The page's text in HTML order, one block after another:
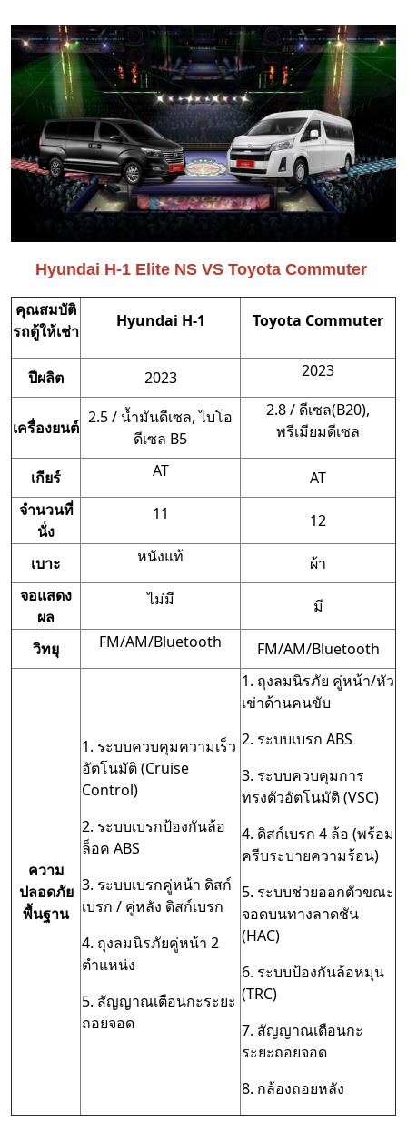
Hyundai H-1 Elite NS VS Toyota Commuter
คุณสมบัติ
รถตู้ให้เช่า
Hyundai H-1 Toyota Commuter
ปีผลิต 2023 2023
เครื่องยนต์
2.5 / น้ำมันดีเซล, ไบโอ
ดีเซล B5
2.8 / ดีเซล(B20),
พรีเมียมดีเซล
เกียร์ AT
AT
จำนวนที่
นั่ง
11 12
เบาะ หนังแท้
ผ้า
จอแสดง
ผล
ไม่มี มี
วิทยุ FM/AM/Bluetooth FM/AM/Bluetooth
ความ
ปลอดภัย
พื้นฐาน
1. ระบบควบคุมความเร็ว
อัตโนมัติ (Cruise
Control)
2. ระบบเบรกป้องกันล้อ
ล็อค ABS
3. ระบบเบรกคู่หน้า ดิสก์
เบรก / คู่หลัง ดิสก์เบรก
4. ถุงลมนิรภัยคู่หน้า 2
ตำแหน่ง
5. สัญญาณเตือนกะระยะ
ถอยจอด
1. ถุงลมนิรภัย คู่หน้า/หัว
เข่าด้านคนขับ
2. ระบบเบรก ABS
3. ระบบควบคุมการ
ทรงตัวอัตโนมัติ (VSC)
4. ดิสก์เบรก 4 ล้อ (พร้อม
ครีบระบายความร้อน)
5. ระบบช่วยออกตัวขณะ
จอดบนทางลาดชัน
(HAC)
6. ระบบป้องกันล้อหมุน
(TRC)
7. สัญญาณเตือนกะ
ระยะถอยจอด
8. กล้องถอยหลัง